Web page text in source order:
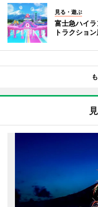
見る・遊ぶ
富士急ハイ
トラクショ